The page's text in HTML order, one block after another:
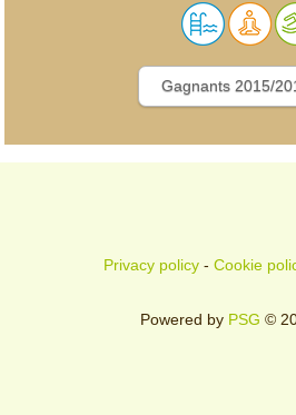
Gagnants 2015/
Privacy policy- Cookie
Powered by PSG ©